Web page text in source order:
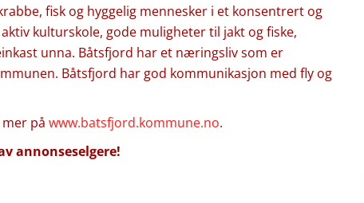
fisk og hyggelig mennesker i et konsentrert og
kulturskole, gode muligheter til jakt og fiske,
unna. Båtsfjord har et næringsliv som er
Båtsfjord har god kommunikasjon med fly og
på www.batsfjord.kommune.no.
annonseselgere!